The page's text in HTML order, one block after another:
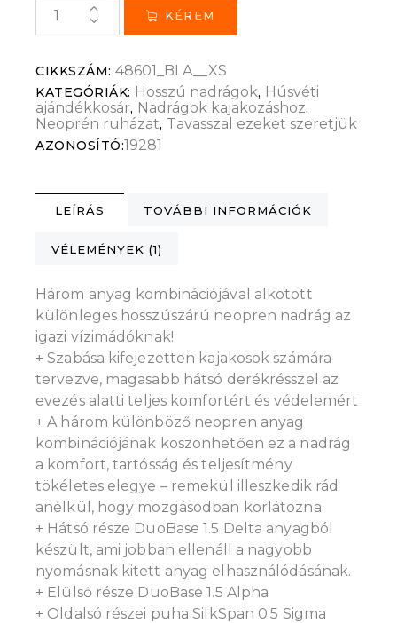
KÉREM
CIKKSZÁM: 48601_BLA__XS
KATEGÓRIÁK: Hosszú nadrágok, Húsvéti
ajándékkosár, Nadrágok kajakozáshoz,
Neoprén ruházat, Tavasszal ezeket szeretjük
AZONOSÍTÓ:19281
LEÍRÁS TOVÁBBI INFORMÁCIÓK
VÉLEMÉNYEK (1)
Három anyag kombinációjával alkotott
különleges hosszúszárú neopren nadrág az
igazi vízimádóknak!
+ Szabása kifejezetten kajakosok számára
tervezve, magasabb hátsó derékrésszel az
evezés alatti teljes komfortért és védelemért
+ A három különböző neopren anyag
kombinációjának köszönhetően ez a nadrág
a komfort, tartósság és teljesítmény
tökéletes elegye – remekül illeszkedik rád
anélkül, hogy mozgásodban korlátozna.
+ Hátsó része DuoBase 1.5 Delta anyagból
készült, ami jobban ellenáll a nagyobb
nyomásnak kitett anyag elhasználódásának.
+ Elülső része DuoBase 1.5 Alpha
+ Oldalsó részei puha SilkSpan 0.5 Sigma